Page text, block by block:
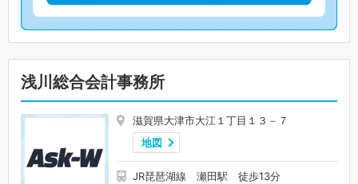
浅川総合会計事務所
滋賀県大津市大江１丁目１３－７
地図
JR琵琶湖線 瀬田駅 徒歩13分